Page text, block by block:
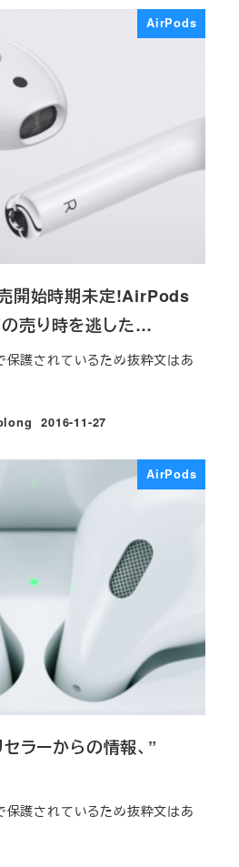
AirPods
開始時期未定!AirPods
売り時を逃した…
保護されているため抜粋文はあ
投稿日
2016-11-27
AirPods
ラーからの情報、”
保護されているため抜粋文はあ